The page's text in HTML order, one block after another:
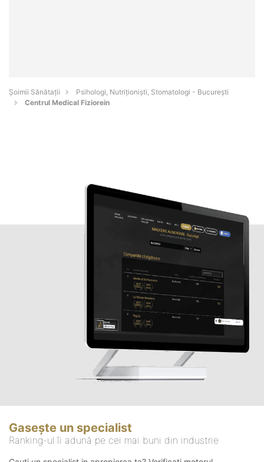
Şoimii Sănătații
Psihologi, Nutriționiști, Stomatologi - Bucureşti
Centrul Medical Fiziorein
Gasește un specialist
Ranking-ul îi adună pe cei mai buni din industrie